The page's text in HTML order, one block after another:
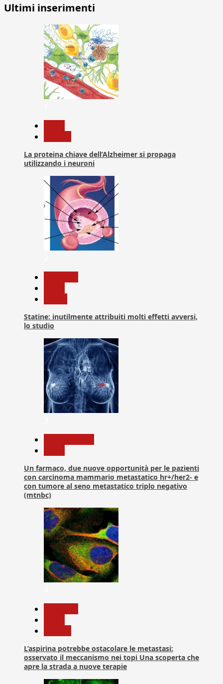
Ultimi inserimenti
La proteina chiave dell’Alzheimer si propaga
utilizzando i neuroni
Statine: inutilmente attribuiti molti effetti avversi,
lo studio
Un farmaco, due nuove opportunità per le pazienti
con carcinoma mammario metastatico hr+/her2- e
con tumore al seno metastatico triplo negativo
(mtnbc)
L’aspirina potrebbe ostacolare le metastasi:
osservato il meccanismo nei topi Una scoperta che
apre la strada a nuove terapie